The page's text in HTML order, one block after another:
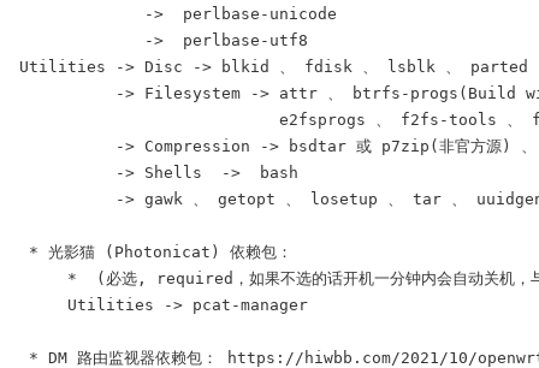
->  perlbase-
             ->  perlbase-utf8
Utilities -> Disc -> blkid 、 fdisk 、 lsblk
-> Filesystem -> attr 、 btrfs-progs(Build
e2fsprogs 、 f2fs-tools 、
-> Compression -> bsdtar 或 p7zip(非官方源)
          -> Shells  ->  bash
-> gawk 、 getopt 、 losetup 、 tar 、
* 光影猫 (Photonicat) 依赖包：
*  (必选, required，如果不选的话开机一分钟内会自动关机，
     Utilities -> pcat-manager
* DM 路由监视器依赖包： https://hiwbb.com/2021/10/